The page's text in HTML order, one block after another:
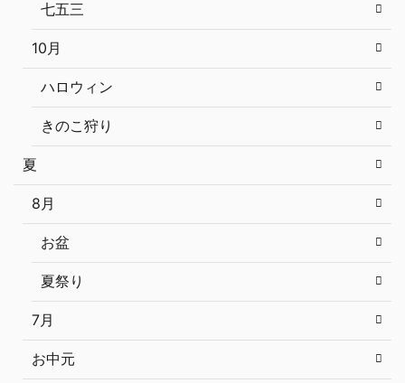
七五三
10月
ハロウィン
きのこ狩り
夏
8月
お盆
夏祭り
7月
お中元